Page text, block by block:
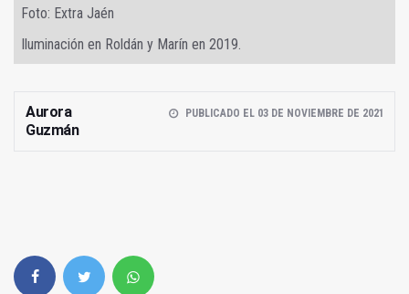
Foto: Extra Jaén
Iluminación en Roldán y Marín en 2019.
Aurora
Guzmán
PUBLICADO EL 03 DE NOVIEMBRE DE 2021